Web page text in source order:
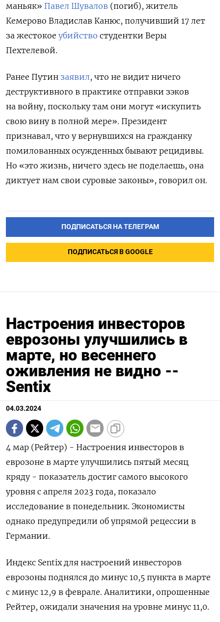
маньяк» Павел Шувалов (погиб), житель
Кемерово Владислав Канюс, получивший 17 лет
за жестокое убийство студентки Веры
Пехтелевой.
Ранее Путин заявил, что не видит ничего
деструктивного в практике отправки зэков
на войну, поскольку там они могут «искупить
свою вину в полной мере». Президент
признавал, что у вернувшихся на гражданку
помилованных осужденных бывают рецидивы.
Но «это жизнь, ничего здесь не поделаешь, она
диктует нам свои суровые законы», говорил он.
ПОДПИСАТЬСЯ НА ТЕЛЕГРАМ
ПОДПИСАТЬСЯ В GOOGLE
Настроения инвесторов
еврозоны улучшились в
марте, но весеннего
оживления не видно --
Sentix
04.03.2024
4 мар (Рейтер) - Настроения инвесторов в
еврозоне в марте улучшились пятый месяц
кряду - показатель достиг самого высокого
уровня с апреля 2023 года, показало
исследование в понедельник. Экономисты
однако предупредили об упрямой рецессии в
Германии.
Индекс Sentix для настроений инвесторов
еврозоны поднялся до минус 10,5 пункта в марте
с минус 12,9 в феврале. Аналитики, опрошенные
Рейтер, ожидали значения на уровне минус 11,0.